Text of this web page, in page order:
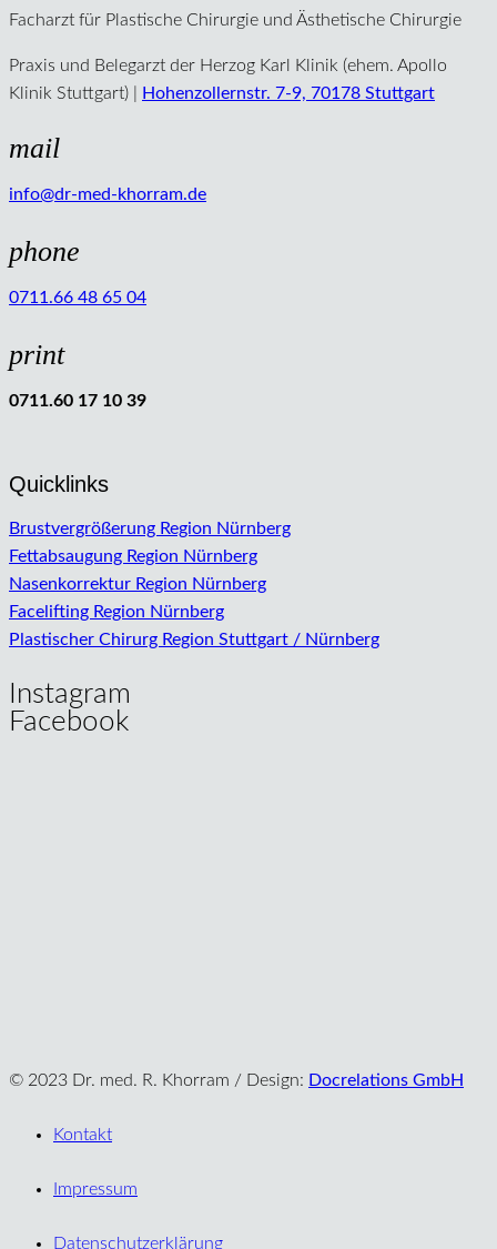
Facharzt für Plastische Chirurgie und Ästhetische Chirurgie
Praxis und Belegarzt der Herzog Karl Klinik (ehem. Apollo
Klinik Stuttgart) |
Hohenzollernstr. 7-9, 70178 Stuttgart
mail
info@dr-med-khorram.de
phone
0711.66 48 65 04
print
0711.60 17 10 39
Quicklinks
Brustvergrößerung Region Nürnberg
Fettabsaugung Region Nürnberg
Nasenkorrektur Region Nürnberg
Facelifting Region Nürnberg
Plastischer Chirurg Region Stuttgart / Nürnberg
Instagram
Facebook
© 2023 Dr. med. R. Khorram / Design: Docrelations GmbH
Kontakt
Impressum
Datenschutzerklärung